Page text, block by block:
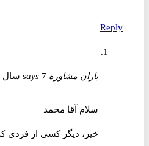
Reply
باران مشاوره says 7 سال ago
سلام آقا محمد